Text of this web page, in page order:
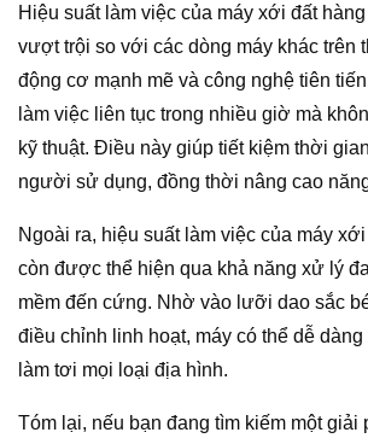
Hiệu suất làm việc của máy xới đất
vượt trội so với các dòng máy khác trên
động cơ mạnh mẽ và công nghệ tiên
làm việc liên tục trong nhiều giờ mà
kỹ thuật. Điều này giúp tiết kiệm thời
người sử dụng, đồng thời nâng cao
Ngoài ra, hiệu suất làm việc của máy
còn được thể hiện qua khả năng xử lý
mềm đến cứng. Nhờ vào lưỡi dao sắc
điều chỉnh linh hoạt, máy có thể dễ
làm tơi mọi loại địa hình.
Tóm lại, nếu bạn đang tìm kiếm một giải